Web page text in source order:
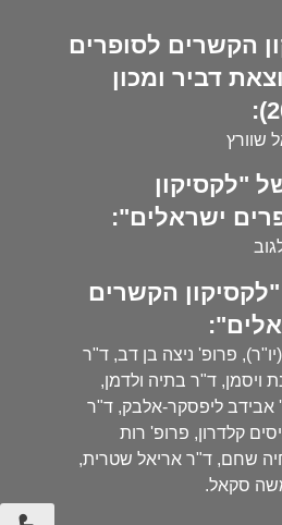
הקשרים לסופרים
דביר ומכון
שוורץ
"לקסיקון
ישראלים":
הקשרים
פרופ' ניצה בן דב, ד"ר
ויסמן, ד"ר בתיה ולדמן,
אבידב ליפסקר-אלבק, ד"ר
קלדרון, פרופ' רות
שחם, ד"ר אריאל שטרית,
סקאל.